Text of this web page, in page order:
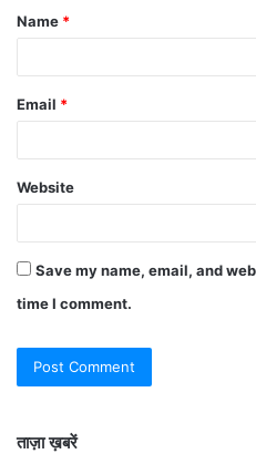
Name *
Email *
Website
Save my name, email, and
time I comment.
ताज़ा ख़बरें